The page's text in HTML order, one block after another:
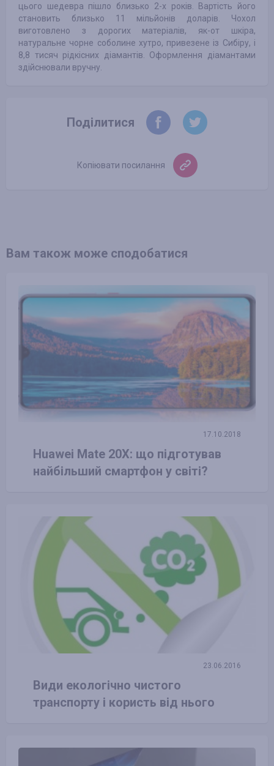
цього шедевра пішло близько 2-х років. Вартість його
становить близько 11 мільйонів доларів. Чохол
виготовлено з дорогих матеріалів, як-от шкіра,
натуральне чорне соболине хутро, привезене із Сибіру, ​​і
8,8 тисяч рідкісних діамантів. Оформлення діамантами
здійснювали вручну.
Поділитися
Копіювати посилання
Вам також може сподобатися
17.10.2018
Huawei Mate 20X: що підготував
найбільший смартфон у світі?
23.06.2016
Види екологічно чистого
транспорту і користь від нього